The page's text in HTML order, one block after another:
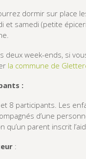
dormir sur place
et samedi (petite
deux week-ends, si
la commune de
:
8 participants. Les
d’une
qu’un parent inscrit
: